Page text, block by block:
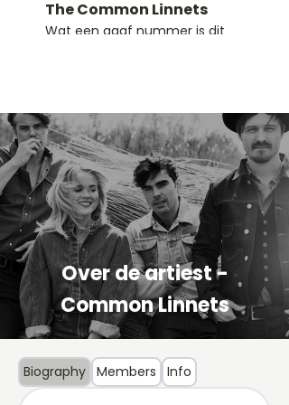
The Common Linnets
Wat een gaaf nummer is dit
gekke artiesten (Ilse DeLange
& Waylon) De akkoorden zijn
niet moeilijk. Een G, Em en C,
met ergens een verdwaalde
Gsus4.
Over de artiest -
Common Linnets
Biography Members Info